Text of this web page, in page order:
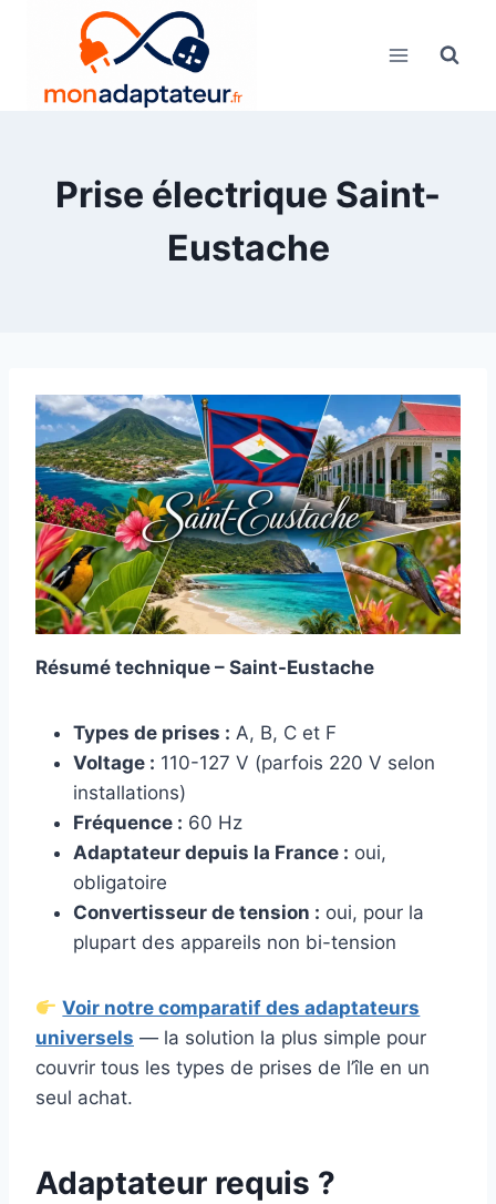
Prise électrique Saint-
Eustache
Résumé technique – Saint-Eustache
Types de prises : A, B, C et F
Voltage : 110-127 V (parfois 220 V selon
installations)
Fréquence : 60 Hz
Adaptateur depuis la France : oui,
obligatoire
Convertisseur de tension : oui, pour la
plupart des appareils non bi-tension
Voir notre comparatif des adaptateurs
universels — la solution la plus simple pour
couvrir tous les types de prises de l’île en un
seul achat.
Adaptateur requis ?